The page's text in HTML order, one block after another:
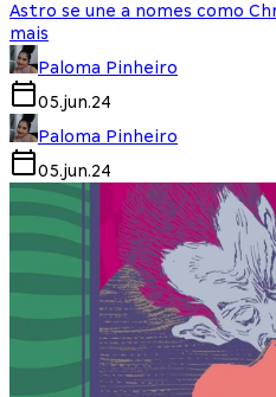
Astro se une a nomes como
mais
Paloma Pinheiro
05.jun.24
Paloma Pinheiro
05.jun.24